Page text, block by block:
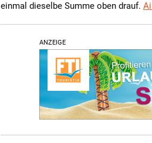
einmal dieselbe Summe oben drauf.
ANZEIGE